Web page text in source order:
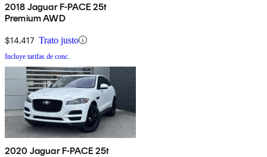
2018 Jaguar F-PACE 25t
Premium AWD
$14,417 Trato justo
Incluye tarifas de conc.
2020 Jaguar F-PACE 25t